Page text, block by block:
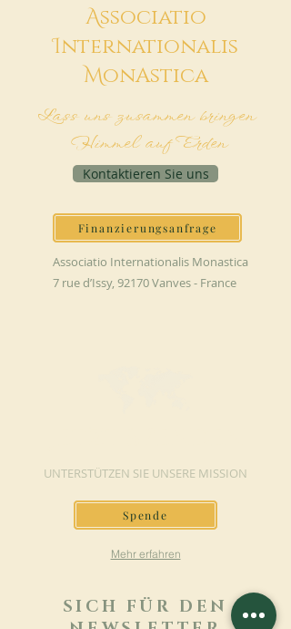
Associatio
Internationalis
MonAstica
Lass uns zusammen bringen
Himmel auf Erden
Kontaktieren Sie uns
Finanzierungsanfrage
Associatio Internationalis Monastica
7 rue d’Issy, 92170 Vanves - France
UNTERSTÜTZEN SIE UNSERE MISSION
Spende
Mehr erfahren
SICH FÜR DEN